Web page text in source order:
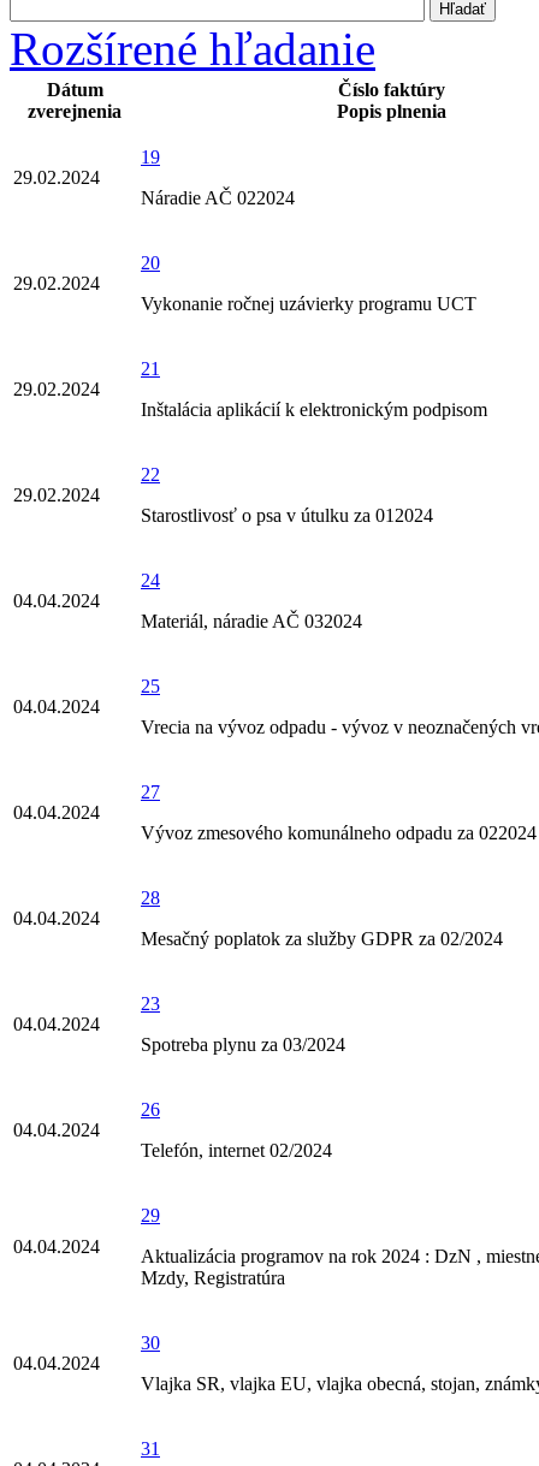
Rozšírené hľadanie
Dátum
zverejnenia
Číslo faktúry
Popis plnenia
29.02.2024
19
Náradie AČ 022024
29.02.2024
20
Vykonanie ročnej uzávierky programu UCT
29.02.2024
21
Inštalácia aplikácií k elektronickým podpisom
29.02.2024
22
Starostlivosť o psa v útulku za 012024
04.04.2024
24
Materiál, náradie AČ 032024
04.04.2024
25
Vrecia na vývoz odpadu - vývoz v neoznačených
04.04.2024
27
Vývoz zmesového komunálneho odpadu za 022024
04.04.2024
28
Mesačný poplatok za služby GDPR za 02/2024
04.04.2024
23
Spotreba plynu za 03/2024
04.04.2024
26
Telefón, internet 02/2024
04.04.2024
29
Aktualizácia programov na rok 2024 : DzN ,
Mzdy, Registratúra
04.04.2024
30
Vlajka SR, vlajka EU, vlajka obecná, stojan,
31